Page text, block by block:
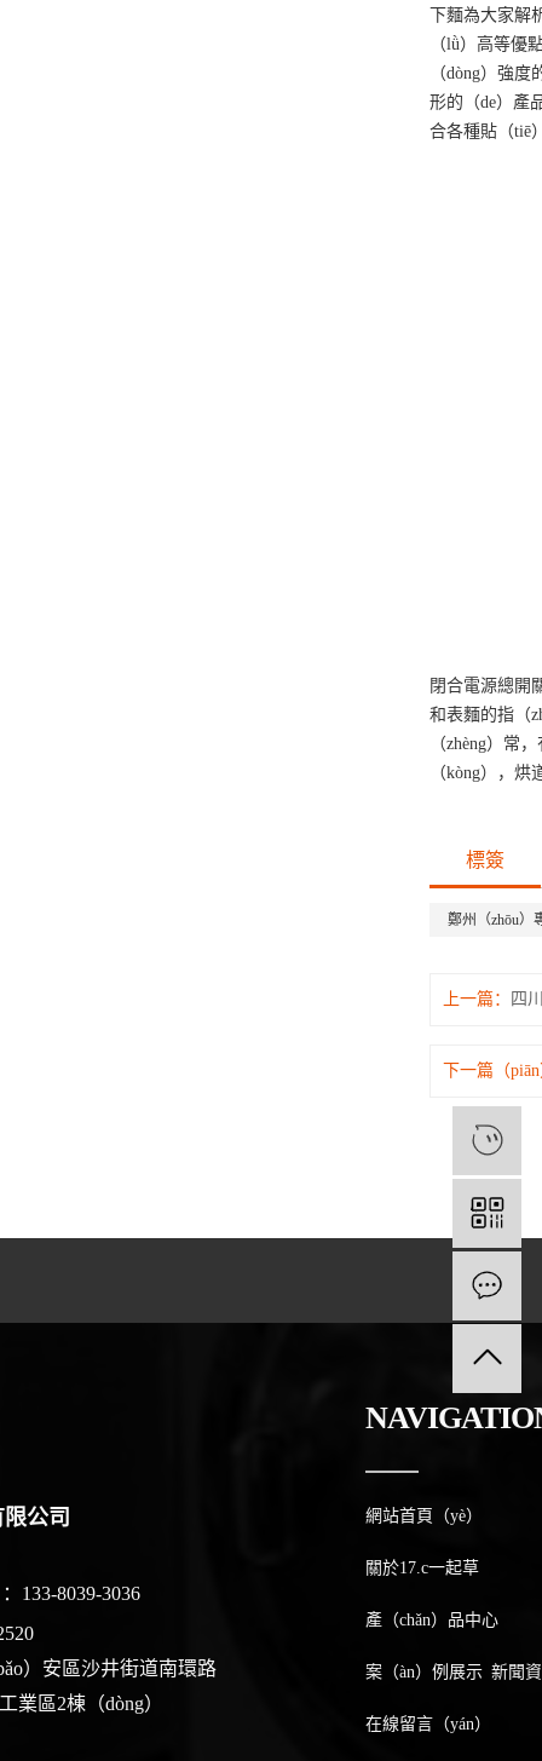
下麵為大家解
（lǜ）高等優
（dòng）強
形的（de）產
合各種貼（tiē
閉合電源總開
和表麵的指（
（zhèng）常
（kòng），
標簽
鄭州（zhōu）
上一篇： 四
下一篇（
公司
133-8039-3036
）安區沙井街道南環路
業區2棟（dòng）
網站首頁（yè）
關於17.c一起草
產（chǎn）品中心
案（àn）例展示 新聞
在線留言（yán）